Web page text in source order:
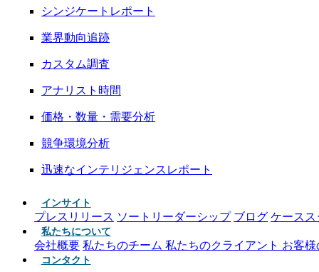
シンジケートレポート
業界動向追跡
カスタム調査
アナリスト時間
価格・数量・需要分析
競争環境分析
迅速なインテリジェンスレポート
インサイト
プレスリリース ソートリーダーシップ ブログ ケースス
私たちについて
会社概要 私たちのチーム 私たちのクライアント お客
コンタクト